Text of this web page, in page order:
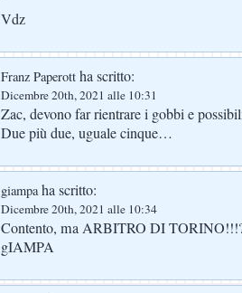
Vdz
Franz Paperott ha scritto:
Dicembre 20th, 2021 alle 10:31
Zac, devono far rientrare i gobbi e
Due più due, uguale cinque…
giampaha scritto:
Dicembre 20th, 2021 alle 10:34
Contento, ma ARBITRO DI
gIAMPA